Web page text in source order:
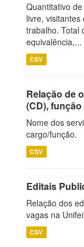
Quantitativo
livre,
trabalho. Total
equivalência,...
CSV
Relação de
(CD),
Nome dos
cargo/função.
CSV
Editais
Relação dos
vagas na
CSV